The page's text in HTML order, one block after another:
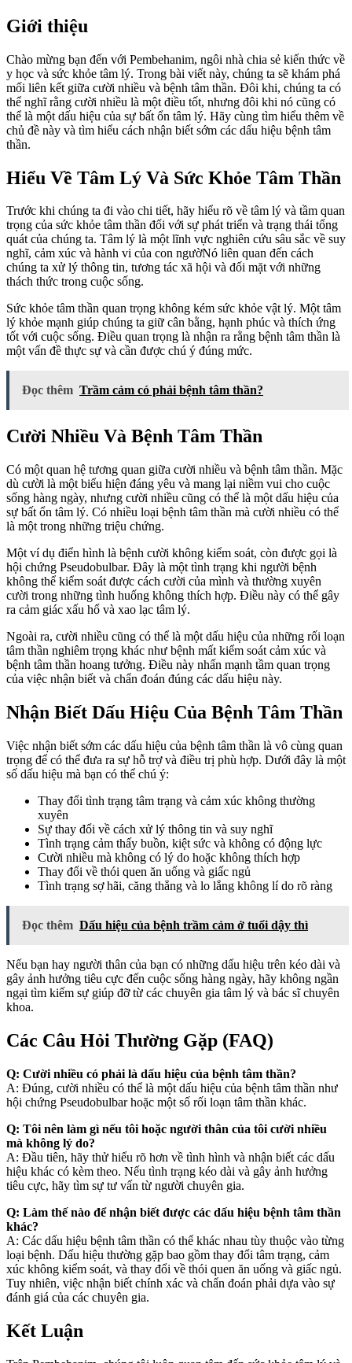
Giới thiệu
Chào mừng bạn đến với Pembehanim, ngôi nhà chia sẻ kiến thức về
y học và sức khỏe tâm lý. Trong bài viết này, chúng ta sẽ khám phá
mối liên kết giữa cười nhiều và bệnh tâm thần. Đôi khi, chúng ta có
thể nghĩ rằng cười nhiều là một điều tốt, nhưng đôi khi nó cũng có
thể là một dấu hiệu của sự bất ổn tâm lý. Hãy cùng tìm hiểu thêm về
chủ đề này và tìm hiểu cách nhận biết sớm các dấu hiệu bệnh tâm
thần.
Hiểu Về Tâm Lý Và Sức Khỏe Tâm Thần
Trước khi chúng ta đi vào chi tiết, hãy hiểu rõ về tâm lý và tầm quan
trọng của sức khỏe tâm thần đối với sự phát triển và trạng thái tổng
quát của chúng ta. Tâm lý là một lĩnh vực nghiên cứu sâu sắc về suy
nghĩ, cảm xúc và hành vi của con ngườNó liên quan đến cách
chúng ta xử lý thông tin, tương tác xã hội và đối mặt với những
thách thức trong cuộc sống.
Sức khỏe tâm thần quan trọng không kém sức khỏe vật lý. Một tâm
lý khỏe mạnh giúp chúng ta giữ cân bằng, hạnh phúc và thích ứng
tốt với cuộc sống. Điều quan trọng là nhận ra rằng bệnh tâm thần là
một vấn đề thực sự và cần được chú ý đúng mức.
Đọc thêm Trầm cảm có phải bệnh tâm thần?
Cười Nhiều Và Bệnh Tâm Thần
Có một quan hệ tương quan giữa cười nhiều và bệnh tâm thần. Mặc
dù cười là một biểu hiện đáng yêu và mang lại niềm vui cho cuộc
sống hàng ngày, nhưng cười nhiều cũng có thể là một dấu hiệu của
sự bất ổn tâm lý. Có nhiều loại bệnh tâm thần mà cười nhiều có thể
là một trong những triệu chứng.
Một ví dụ điển hình là bệnh cười không kiểm soát, còn được gọi là
hội chứng Pseudobulbar. Đây là một tình trạng khi người bệnh
không thể kiểm soát được cách cười của mình và thường xuyên
cười trong những tình huống không thích hợp. Điều này có thể gây
ra cảm giác xấu hổ và xao lạc tâm lý.
Ngoài ra, cười nhiều cũng có thể là một dấu hiệu của những rối loạn
tâm thần nghiêm trọng khác như bệnh mất kiểm soát cảm xúc và
bệnh tâm thần hoang tưởng. Điều này nhấn mạnh tầm quan trọng
của việc nhận biết và chẩn đoán đúng các dấu hiệu này.
Nhận Biết Dấu Hiệu Của Bệnh Tâm Thần
Việc nhận biết sớm các dấu hiệu của bệnh tâm thần là vô cùng quan
trọng để có thể đưa ra sự hỗ trợ và điều trị phù hợp. Dưới đây là một
số dấu hiệu mà bạn có thể chú ý:
Thay đổi tình trạng tâm trạng và cảm xúc không thường
xuyên
Sự thay đổi về cách xử lý thông tin và suy nghĩ
Tình trạng cảm thấy buồn, kiệt sức và không có động lực
Cười nhiều mà không có lý do hoặc không thích hợp
Thay đổi về thói quen ăn uống và giấc ngủ
Tình trạng sợ hãi, căng thẳng và lo lắng không lí do rõ ràng
Đọc thêm Dấu hiệu của bệnh trầm cảm ở tuổi dậy thì
Nếu bạn hay người thân của bạn có những dấu hiệu trên kéo dài và
gây ảnh hưởng tiêu cực đến cuộc sống hàng ngày, hãy không ngần
ngại tìm kiếm sự giúp đỡ từ các chuyên gia tâm lý và bác sĩ chuyên
khoa.
Các Câu Hỏi Thường Gặp (FAQ)
Q: Cười nhiều có phải là dấu hiệu của bệnh tâm thần?
A: Đúng, cười nhiều có thể là một dấu hiệu của bệnh tâm thần như
hội chứng Pseudobulbar hoặc một số rối loạn tâm thần khác.
Q: Tôi nên làm gì nếu tôi hoặc người thân của tôi cười nhiều
mà không lý do?
A: Đầu tiên, hãy thử hiểu rõ hơn về tình hình và nhận biết các dấu
hiệu khác có kèm theo. Nếu tình trạng kéo dài và gây ảnh hưởng
tiêu cực, hãy tìm sự tư vấn từ người chuyên gia.
Q: Làm thế nào để nhận biết được các dấu hiệu bệnh tâm thần
khác?
A: Các dấu hiệu bệnh tâm thần có thể khác nhau tùy thuộc vào từng
loại bệnh. Dấu hiệu thường gặp bao gồm thay đổi tâm trạng, cảm
xúc không kiểm soát, và thay đổi về thói quen ăn uống và giấc ngủ.
Tuy nhiên, việc nhận biết chính xác và chẩn đoán phải dựa vào sự
đánh giá của các chuyên gia.
Kết Luận